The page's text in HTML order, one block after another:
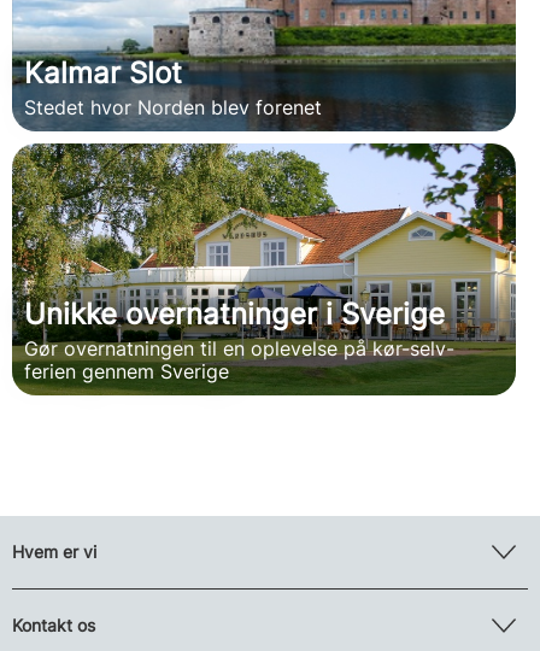
Kalmar Slot
Stedet hvor Norden blev forenet
Unikke overnatninger i Sverige
Gør overnatningen til en oplevelse på kør-selv-
ferien gennem Sverige
Hvem er vi
Kontakt os